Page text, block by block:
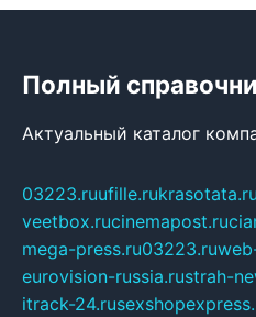
Полный
Актуальный каталог
03223.ruufille.rukrasotata.ru
veetbox.rucinemapost.ru
mega-press.ru03223.ru
eurovision-russia.rustrah-
itrack-24.ru